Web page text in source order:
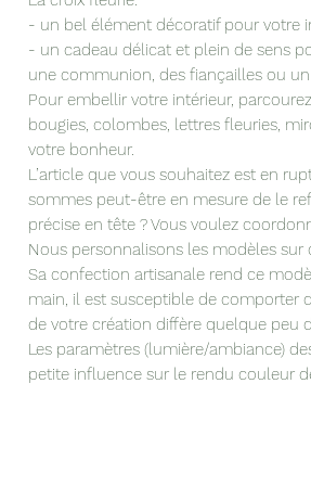
- un bel élément décoratif pour votre
- un cadeau délicat et plein de sens
une communion, des fiançailles ou un
Pour embellir votre intérieur,
bougies, colombes, lettres fleuries,
votre bonheur.
L’article que vous souhaitez est en
sommes peut-être en mesure de le
précise en tête ? Vous voulez
Nous personnalisons les modèles sur
Sa confection artisanale rend ce
main, il est susceptible de comporter
de votre création diffère quelque peu
Les paramètres (lumière/ambiance)
petite influence sur le rendu couleur